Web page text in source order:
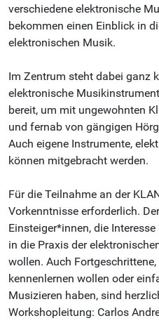
verschiedene elektronische
bekommen einen Einblick in
elektronischen Musik.
Im Zentrum steht dabei ganz
elektronische
bereit, um mit ungewohnten
und fernab von gängigen
Auch eigene Instrumente,
können mitgebracht werden.
Für die Teilnahme an der
Vorkenntnisse erforderlich.
Einsteiger*innen, die
in die Praxis der
wollen. Auch Fortgeschrittene,
kennenlernen wollen oder
Musizieren haben, sind
Workshopleitung: Carlos